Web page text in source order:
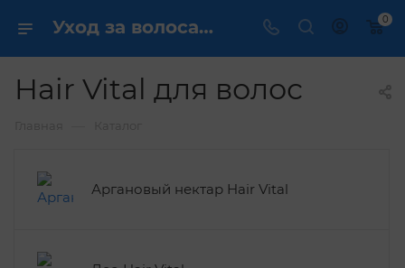
Уход за волосами Hair Vital купить в интернет магазине 0
Hair Vital для волос
Аргановый нектар Hair Vital